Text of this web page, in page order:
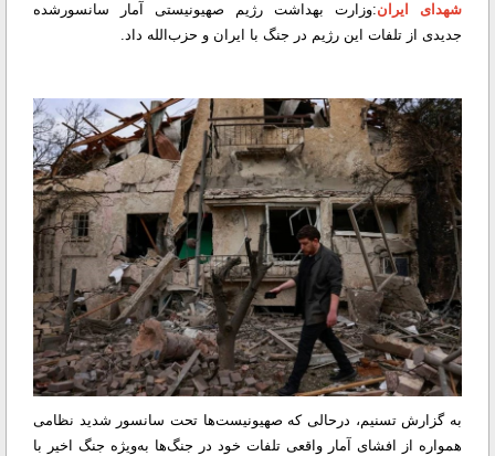
شهدای ایران:وزارت بهداشت رژیم صهیونیستی آمار سانسورشده
جدیدی از تلفات این رژیم در جنگ با ایران و حزب‌الله داد.
به گزارش تسنیم، درحالی که صهیونیست‌ها تحت سانسور شدید نظامی
همواره از افشای آمار واقعی تلفات خود در جنگ‌ها به‌ویژه جنگ اخیر با